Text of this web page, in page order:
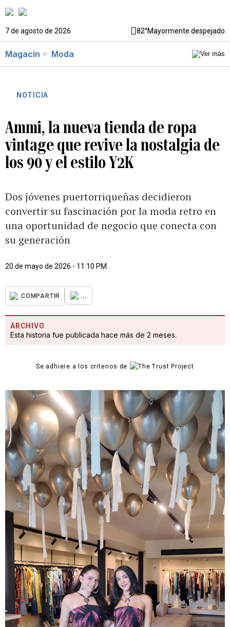
7 de agosto de 2026 82°Mayormente despejado
Magacín Moda
NOTICIA
Ammi, la nueva tienda de ropa
vintage que revive la nostalgia de
los 90 y el estilo Y2K
Dos jóvenes puertorriqueñas decidieron
convertir su fascinación por la moda retro en
una oportunidad de negocio que conecta con
su generación
20 de mayo de 2026 - 11:10 PM
COMPARTIR ...
ARCHIVO
Esta historia fue publicada hace más de 2 meses.
Se adhiere a los criterios de